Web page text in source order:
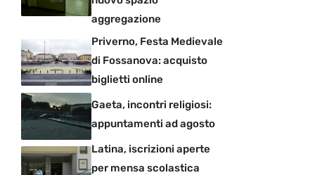
aggregazione
Priverno, Festa Medievale
di Fossanova: acquisto
biglietti online
Gaeta, incontri religiosi:
appuntamenti ad agosto
Latina, iscrizioni aperte
per mensa scolastica